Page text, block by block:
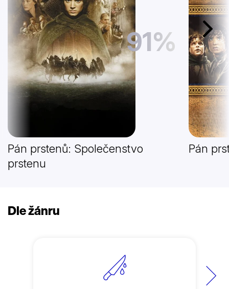
Další
91%
Pán prstenů: Společenstvo
prstenu
Pán
Dle žánru
Další